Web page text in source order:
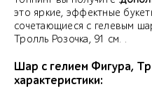
это яркие, эффектные
сочетающиеся с гелевым
Тролль Розочка, 91 см. .
Шар с гелием Фигура,
характеристики: